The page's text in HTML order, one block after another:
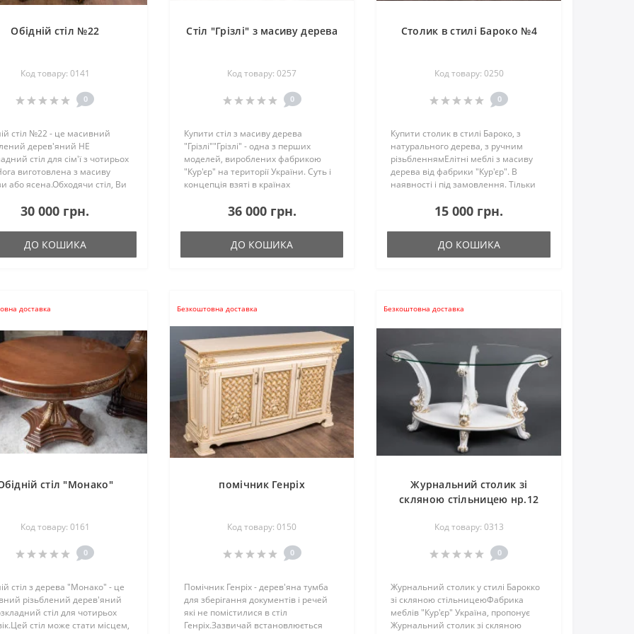
Обідній стіл №22
Код товару: 0141
0
стіл №22 - це масивний
дерев'яний НЕ
стіл для сім'ї з чотирьох
виготовлена з масиву
або ясена.Обходячи стіл, Ви
Різьблений стілець №2,
до цього ст..
30 000 грн.
ДО КОШИКА
Стіл "Грізлі" з масиву дерева
Код товару: 0257
0
Купити стіл з масиву дерева
"Грізлі""Грізлі" - одна з перших
моделей, вироблених фабрикою
"Кур'єр" на території України. Суть і
концепція взяті в країнах
збережений і практично не
змінився за більш ніж 25 років
вигото..
36 000 грн.
ДО КОШИКА
Столик в стилі Бароко №4
Код товару: 0250
0
Купити столик в стилі Бароко, з
натурального дерева, з ручним
різьбленнямЕлітні меблі з масиву
дерева від фабрики "Кур'єр". В
наявності і під замовлення. Тільки
елегантний зовнішній
вигляд.Забарвлення - обирає замов..
15 000 грн.
ДО КОШИКА
доставка
стіл "Монако"
Код товару: 0161
0
стіл з дерева "Монако" - це
різьблений дерев'яний
стіл для чотирьох
стіл може стати місцем,
Безкоштовна доставка
помічник Генріх
Код товару: 0150
0
Помічник Генріх - дерев'яна тумба
для зберігання документів і речей
які не помістилися в стіл
Генріх.Зазвичай встановлюється
Безкоштовна доставка
Журнальний столик зі
скляною стільницею нр.12
Код товару: 0313
0
Журнальний столик у стилі Барокко
зі скляною стільницеюФабрика
меблів "Кур'єр" Україна, пропонує
Журнальний столик зі скляною